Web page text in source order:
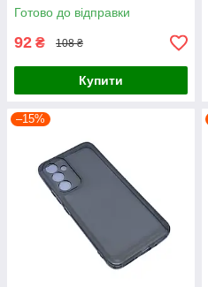
Готово до відправки
92 ₴ 108 ₴
Купити
–15%